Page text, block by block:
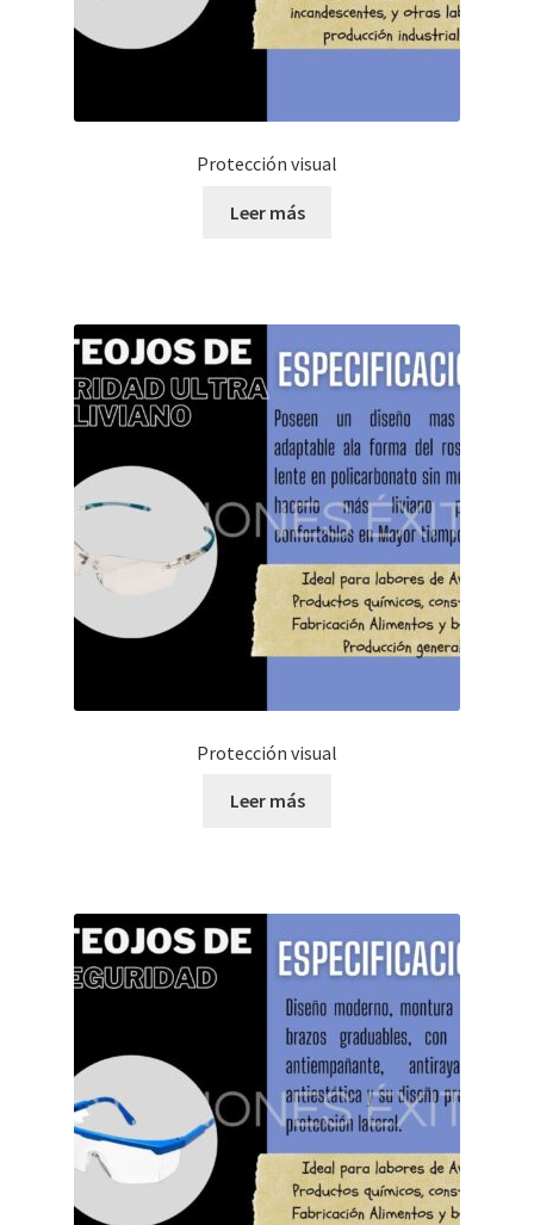
Protección visual
Leer más
Protección visual
Leer más